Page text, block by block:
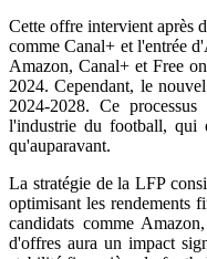
Cette offre intervient après
comme Canal+ et l'entrée
Amazon, Canal+ et Free
2024. Cependant, le
2024-2028. Ce
l'industrie du football, qui
qu'auparavant.
La stratégie de la LFP
optimisant les rendements
candidats comme
d'offres aura un impact